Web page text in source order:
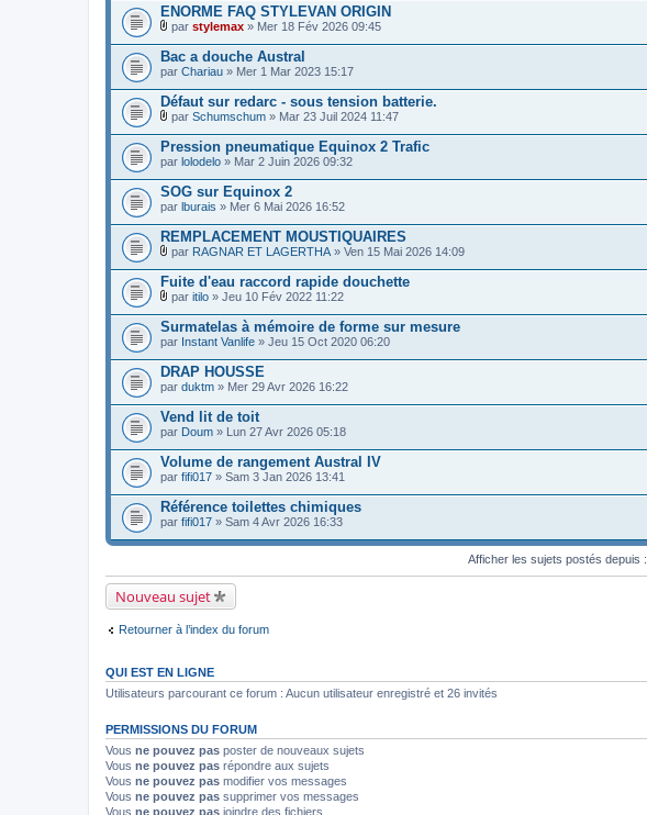
s
)
o
i
n
t
(
s
)
ENORME FAQ STYLEVAN ORIGIN
F
i
c
h
i
e
r
s
)
j
o
i
n
t
(
s
)
par stylemax » Mer 18 Fév 2026 09:45
Bac a douche Austral
par Chariau » Mer 1 Mar 2023 15:17
Défaut sur redarc - sous tension batterie.
F
i
c
h
i
e
r
s
)
o
i
n
t
(
s
par Schumschum » Mar 23 Juil 2024 11:47
Pression pneumatique Equinox 2 Trafic
par lolodelo » Mar 2 Juin 2026 09:32
SOG sur Equinox 2
par lburais » Mer 6 Mai 2026 16:52
REMPLACEMENT MOUSTIQUAIRES
F
i
c
h
i
e
r
s
)
j
o
i
n
t
(
s
par RAGNAR ET LAGERTHA » Ven 15 Mai 2026 14:09
Fuite d'eau raccord rapide douchette
F
i
c
h
i
e
r
s
)
j
o
i
n
t
(
s
par itilo » Jeu 10 Fév 2022 11:22
Surmatelas à mémoire de forme sur mesure
par Instant Vanlife » Jeu 15 Oct 2020 06:20
DRAP HOUSSE
par duktm » Mer 29 Avr 2026 16:22
Vend lit de toit
par Doum » Lun 27 Avr 2026 05:18
Volume de rangement Austral IV
par fifi017 » Sam 3 Jan 2026 13:41
Référence toilettes chimiques
par fifi017 » Sam 4 Avr 2026 16:33
Afficher les sujets postés depuis :
Nouveau sujet
Retourner à l’index du forum
QUI EST EN LIGNE
Utilisateurs parcourant ce forum : Aucun utilisateur enregistré et 26 invités
PERMISSIONS DU FORUM
Vous ne pouvez pas poster de nouveaux sujets
Vous ne pouvez pas répondre aux sujets
Vous ne pouvez pas modifier vos messages
Vous ne pouvez pas supprimer vos messages
Vous ne pouvez pas joindre des fichiers